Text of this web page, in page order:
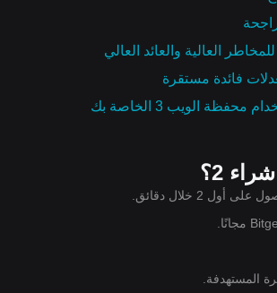
العالية والعائد العالي
فائدة مستقرة
الويب 3 الخاصة بك
2؟
2 خلال دقائق.